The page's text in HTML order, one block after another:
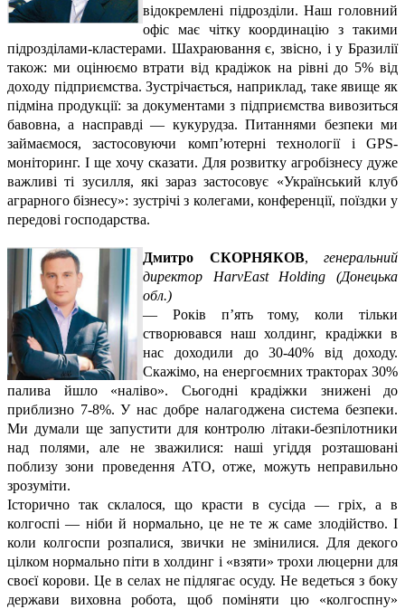
відокремлені підрозділи. Наш головний
офіс має чітку координацію з такими
підрозділами-кластерами. Шахраювання є, звісно, і у Бразилії
також: ми оцінюємо втрати від крадіжок на рівні до 5% від
доходу підприємства. Зустрічається, наприклад, таке явище як
підміна продукції: за документами з підприємства вивозиться
бавовна, а насправді — кукурудза. Питаннями безпеки ми
займаємося, застосовуючи комп’ютерні технології і GPS-
моніторинг. І ще хочу сказати. Для розвитку агробізнесу дуже
важливі ті зусилля, які зараз застосовує «Український клуб
аграрного бізнесу»: зустрічі з колегами, конференції, поїздки у
передові господарства.
Дмитро СКОРНЯКОВ, генеральний
директор HarvEast Holding (Донецька
обл.)
—
Років п’ять тому, коли тільки
створювався наш холдинг, крадіжки в
нас доходили до 30-40% від доходу.
Скажімо, на енергоємних тракторах 30%
палива йшло «наліво». Сьогодні крадіжки знижені до
приблизно 7-8%. У нас добре налагоджена система безпеки.
Ми думали ще запустити для контролю літаки-безпілотники
над полями, але не зважилися: наші угіддя розташовані
поблизу зони проведення АТО, отже, можуть неправильно
зрозуміти.
Історично так склалося, що красти в сусіда — гріх, а в
колгоспі — ніби й нормально, це не те ж саме злодійство. І
коли колгоспи розпалися, звички не змінилися. Для декого
цілком нормально піти в холдинг і «взяти» трохи люцерни для
своєї корови. Це в селах не підлягає осуду. Не ведеться з боку
держави виховна робота, щоб поміняти цю «колгоспну»